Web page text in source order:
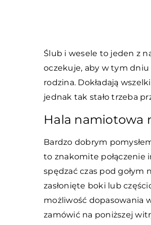
Ślub i wesele to jeden z
oczekuje, aby w tym dniu
rodzina. Dokładają
jednak tak stało trzeba
Hala namiotowa
Bardzo dobrym
to znakomite połączenie
spędzać czas pod
zasłonięte boki lub
możliwość dopasowania
zamówić na poniższej